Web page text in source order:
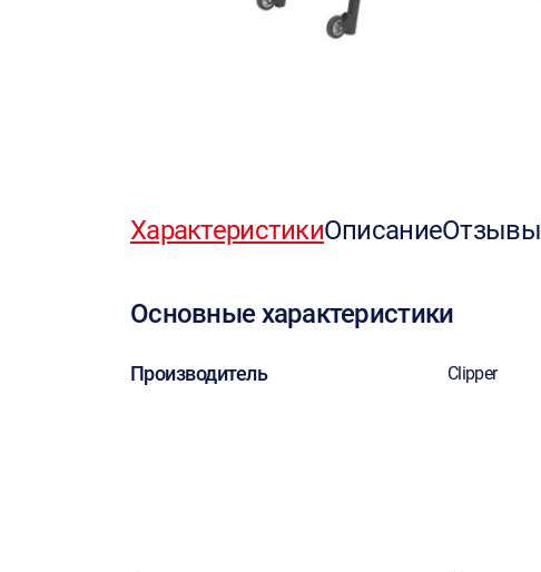
ХарактеристикиОписаниеОтзывы
Основные характеристики
Производитель Clipper